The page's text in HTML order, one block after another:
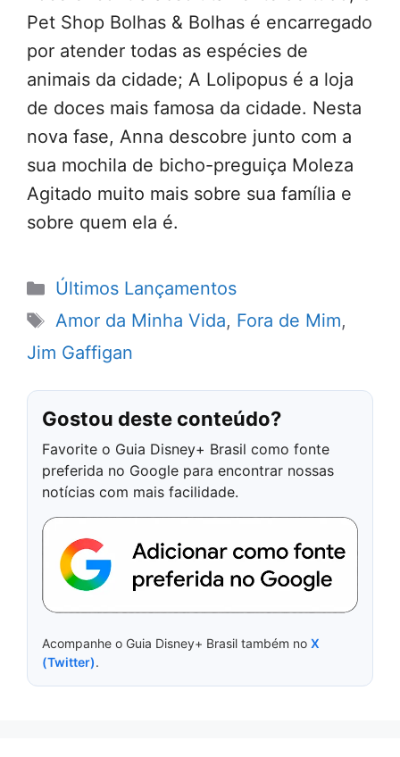
Pet Shop Bolhas & Bolhas é encarregado
por atender todas as espécies de
animais da cidade; A Lolipopus é a loja
de doces mais famosa da cidade. Nesta
nova fase, Anna descobre junto com a
sua mochila de bicho-preguiça Moleza
Agitado muito mais sobre sua família e
sobre quem ela é.
Categorias
Últimos Lançamentos
Tags
Amor da Minha Vida, Fora de Mim,
Jim Gaffigan
Gostou deste conteúdo?
Favorite o Guia Disney+ Brasil como fonte
preferida no Google para encontrar nossas
notícias com mais facilidade.
Acompanhe o Guia Disney+ Brasil também no X
(Twitter).